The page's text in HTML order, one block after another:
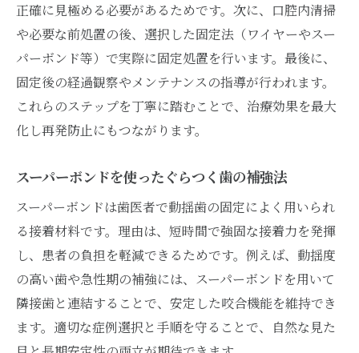
正確に見極める必要があるためです。次に、口腔内清掃
や必要な前処置の後、選択した固定法（ワイヤーやスー
パーボンド等）で実際に固定処置を行います。最後に、
固定後の経過観察やメンテナンスの指導が行われます。
これらのステップを丁寧に踏むことで、治療効果を最大
化し再発防止にもつながります。
スーパーボンドを使ったぐらつく歯の補強法
スーパーボンドは歯医者で動揺歯の固定によく用いられ
る接着材料です。理由は、短時間で強固な接着力を発揮
し、患者の負担を軽減できるためです。例えば、動揺度
の高い歯や急性期の補強には、スーパーボンドを用いて
隣接歯と連結することで、安定した咬合機能を維持でき
ます。適切な症例選択と手順を守ることで、自然な見た